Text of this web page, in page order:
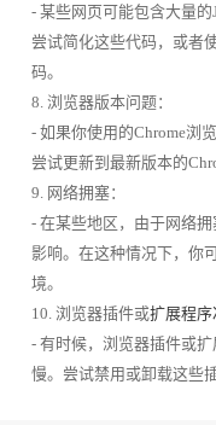
- 某些网页可能包含大量的
尝试简化这些代码，或者
码。
8. 浏览器版本问题：
- 如果你使用的Chrome浏
尝试更新到最新版本的
9. 网络拥塞：
- 在某些地区，由于网络
影响。在这种情况下，你
境。
10. 浏览器插件或扩展程序
- 有时候，浏览器插件或
慢。尝试禁用或卸载这些